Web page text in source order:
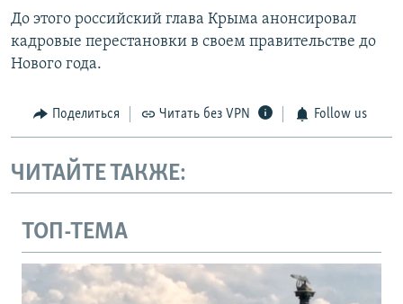
До этого российский глава Крыма анонсировал
кадровые перестановки в своем правительстве до
Нового года.
Поделиться Читать без VPN Follow us
ЧИТАЙТЕ ТАКЖЕ:
ТОП-ТЕМА